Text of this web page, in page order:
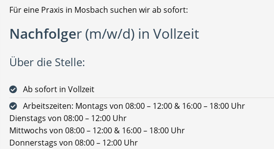
Für eine Praxis in Mosbach suchen wir ab sofort:
Nachfolger (m/w/d) in Vollzeit
Über die Stelle:
Ab sofort in Vollzeit
Arbeitszeiten: Montags von 08:00 – 12:00 & 16:00 – 18:00 Uhr
Dienstags von 08:00 – 12:00 Uhr
Mittwochs von 08:00 – 12:00 & 16:00 – 18:00 Uhr
Donnerstags von 08:00 – 12:00 Uhr